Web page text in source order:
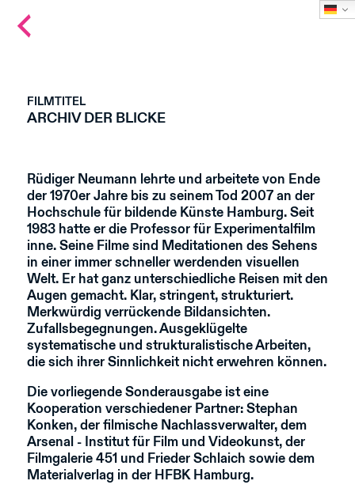
pageFILMTITEL
ARCHIV DER BLICKE
Rüdiger Neumann lehrte und arbeitete von Ende
der 1970er Jahre bis zu seinem Tod 2007 an der
Hochschule für bildende Künste Hamburg. Seit
1983 hatte er die Professor für Experimentalfilm
inne. Seine Filme sind Meditationen des Sehens
in einer immer schneller werdenden visuellen
Welt. Er hat ganz unterschiedliche Reisen mit den
Augen gemacht. Klar, stringent, strukturiert.
Merkwürdig verrückende Bildansichten.
Zufallsbegegnungen. Ausgeklügelte
systematische und strukturalistische Arbeiten,
die sich ihrer Sinnlichkeit nicht erwehren können.
Die vorliegende Sonderausgabe ist eine
Kooperation verschiedener Partner: Stephan
Konken, der filmische Nachlassverwalter, dem
Arsenal - Institut für Film und Videokunst, der
Filmgalerie 451 und Frieder Schlaich sowie dem
Materialverlag in der HFBK Hamburg.